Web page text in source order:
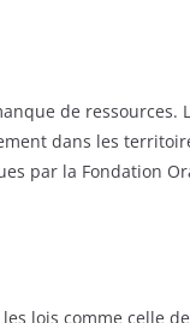
de
dans les
par la Fondation
lois comme celle